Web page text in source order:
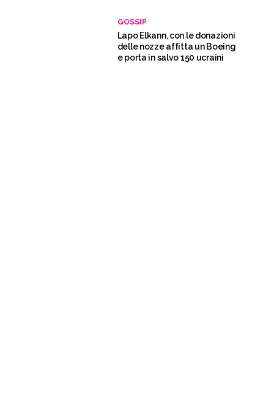
GOSSIP
Lapo Elkann, con le donazioni
delle nozze affitta un Boeing
e porta in salvo 150 ucraini